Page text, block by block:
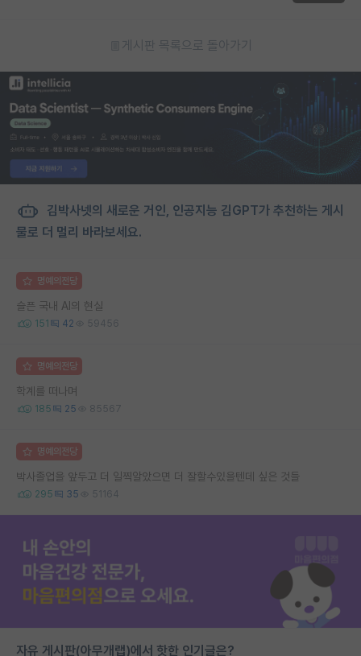
게시판 목록으로 돌아가기
김박사넷의 새로운 거인, 인공지능 김GPT가 추천하는 게시
물로 더 멀리 바라보세요.
명예의전당
슬픈 국내 AI의 현실
151 42 59456
명예의전당
학계를 떠나며
185 25 85567
명예의전당
박사졸업을 앞두고 더 일찍알았으면 더 잘할수있을텐데 싶은 것들
295 35 51164
자유 게시판(아무개랩)에서 핫한 인기글은?